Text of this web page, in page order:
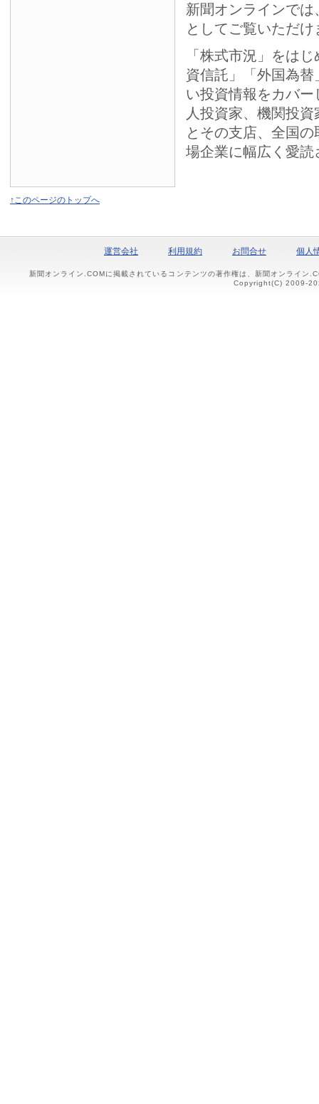
新聞オンラインで
としてご覧いただけ
「株式市況」をは
資信託」「外国為
い投資情報をカバ
人投資家、機関投
とその支店、全国
場企業に幅広く愛読
↑このページのトップへ
運営会社 利用規約 お問合せ 個人
新聞オンライン.COMに掲載されているコンテンツの著作権は、新聞オンライン
Copyright(C) 2009-